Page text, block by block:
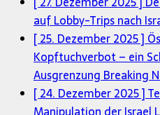
auf Lobby-Trips nach
[ 25. Dezember 2025 ]
Kopftuchverbot – ein
Ausgrenzung Breaking
[ 24. Dezember 2025 ]
Manipulation der Israel